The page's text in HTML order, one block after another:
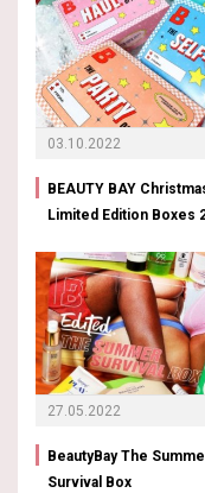
03.10.2022
BEAUTY BAY
Limited Edition Boxes
27.05.2022
BeautyBay The
Survival Box